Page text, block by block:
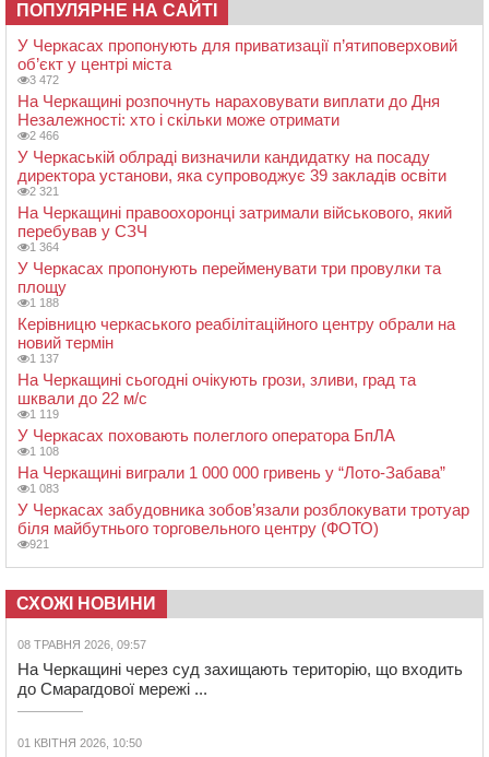
ПОПУЛЯРНЕ НА САЙТІ
У Черкасах пропонують для приватизації п’ятиповерховий
об’єкт у центрі міста
3 472
На Черкащині розпочнуть нараховувати виплати до Дня
Незалежності: хто і скільки може отримати
2 466
У Черкаській облраді визначили кандидатку на посаду
директора установи, яка супроводжує 39 закладів освіти
2 321
На Черкащині правоохоронці затримали військового, який
перебував у СЗЧ
1 364
У Черкасах пропонують перейменувати три провулки та
площу
1 188
Керівницю черкаського реабілітаційного центру обрали на
новий термін
1 137
На Черкащині сьогодні очікують грози, зливи, град та
шквали до 22 м/с
1 119
У Черкасах поховають полеглого оператора БпЛА
1 108
На Черкащині виграли 1 000 000 гривень у “Лото-Забава”
1 083
У Черкасах забудовника зобов’язали розблокувати тротуар
біля майбутнього торговельного центру (ФОТО)
921
СХОЖІ НОВИНИ
08 ТРАВНЯ 2026, 09:57
На Черкащині через суд захищають територію, що входить
до Смарагдової мережі ...
01 КВІТНЯ 2026, 10:50